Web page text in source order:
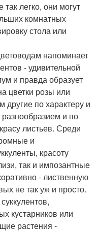
легко, они могут
комнатных
стола или
напоминает
- удивительной
и правда образует
цветки розы или
другие по характеру и
и по
листьев. Среди
и
красоту
так и импозантные
- лиственную
не так уж и просто.
кустарников или
растения -